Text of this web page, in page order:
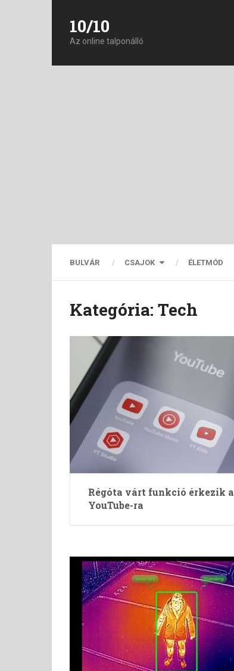
10/10
Az online talponálló
BULVÁR CSAJOK ÉLETMÓD
Kategória: Tech
Régóta várt funkció érkezik a
YouTube-ra